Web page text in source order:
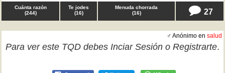
Cuánta razón
(244)
Te jodes
(16)
Menuda chorrada
(16) 27
♂ Anónimo en salud
Para ver este TQD debes Inciar Sesión o Registrarte.